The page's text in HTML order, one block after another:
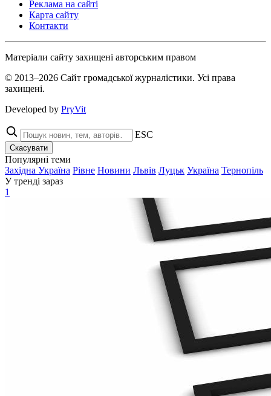
Реклама на сайті
Карта сайту
Контакти
Матеріали сайту захищені авторським правом
© 2013–2026 Сайт громадської журналістики. Усі права
захищені.
Developed by PryVit
ESC
Скасувати
Популярні теми
Західна Україна Рівне Новини Львів Луцьк Україна Тернопіль
У тренді зараз
1